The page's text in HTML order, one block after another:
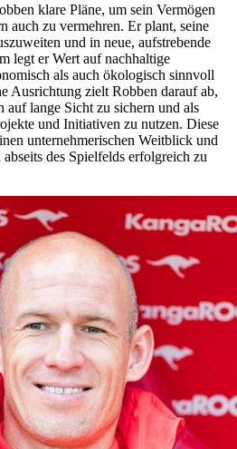
klare Pläne, um sein Vermögen
auch zu vermehren. Er plant, seine
und in neue, aufstrebende
legt er Wert auf nachhaltige
als auch ökologisch sinnvoll
Ausrichtung zielt Robben darauf ab,
auf lange Sicht zu sichern und als
und Initiativen zu nutzen. Diese
unternehmerischen Weitblick und
des Spielfelds erfolgreich zu